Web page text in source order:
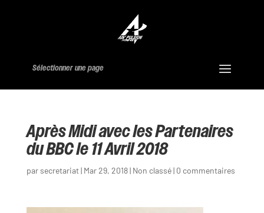
Sélectionner une page
Après Midi avec les Partenaires
du BBC le 11 Avril 2018
par secretariat| Mar 29, 2018| Non classé| 0 commentaires